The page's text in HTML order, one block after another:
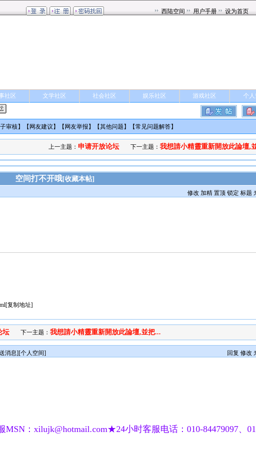
社区 文学社区 社会社区 娱乐社区 游戏社区 个人
审核】【 网友建议 】【 网友举报 】【其他问题 】【常见问题解答】
上一主题： 申请开放论坛 下一主题： 我想請小精靈重新開放此論壇,
空间打不开哦[收藏本帖]
修改 加精 置顶 锁定 标题
[复制地址]
坛 下一主题：我想請小精靈重新開放此論壇,並把...
消息][个人空间] 回复 修改
：xilujk@hotmail.com★24小时客服电话：010-84479097、